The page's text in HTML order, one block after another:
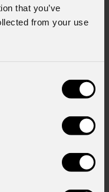
that you’ve
from your use